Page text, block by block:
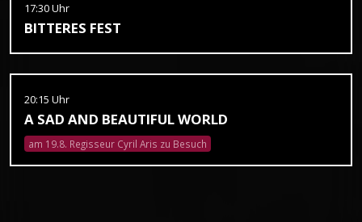
17:30 Uhr
BITTERES FEST
20:15 Uhr
A SAD AND BEAUTIFUL WORLD
am 19.8. Regisseur Cyril Aris zu Besuch